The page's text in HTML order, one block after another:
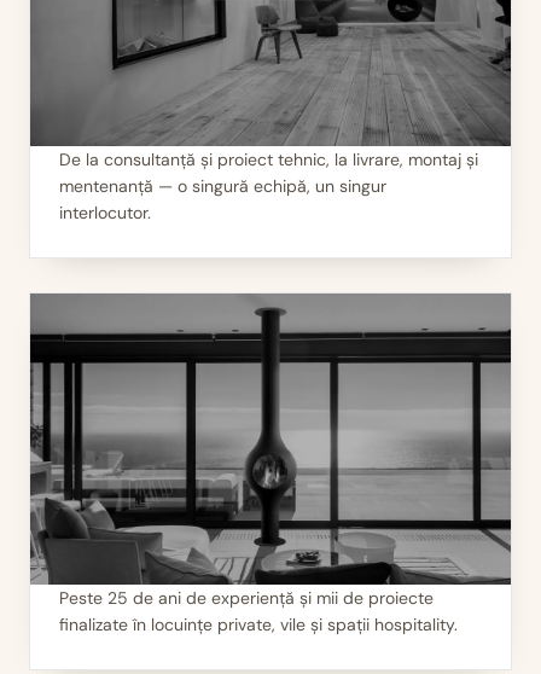
II
Servicii 360°
De la consultanță și proiect tehnic, la livrare, montaj și
mentenanță — o singură echipă, un singur
interlocutor.
III
Peste 25 de ani de experiență și mii de proiecte
finalizate în locuințe private, vile și spații hospitality.